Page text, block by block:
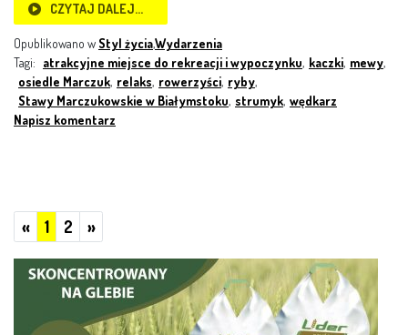
CZYTAJ DALEJ…
Opublikowano w Styl życia,Wydarzenia
Tagi: atrakcyjne miejsce do rekreacji i wypoczynku, kaczki, mewy,
osiedle Marczuk, relaks, rowerzyści, ryby,
Stawy Marczukowskie w Białymstoku, strumyk, wędkarz
Napisz komentarz
«Poprzednie
1 2 »Następne